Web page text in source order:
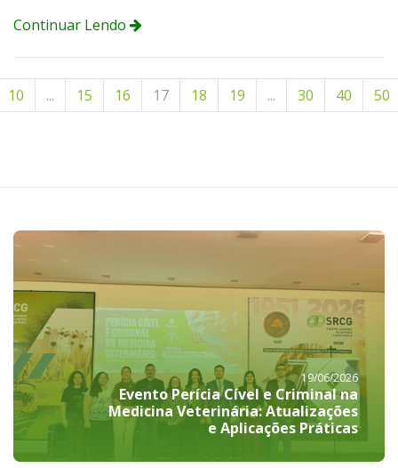
Continuar Lendo
10 ... 15 16 17 18 19 ... 30 40 50
19/06/2026
Evento Perícia Cível e Criminal na
Medicina Veterinária: Atualizações
e Aplicações Práticas